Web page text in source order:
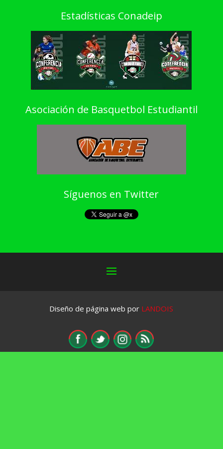
Estadísticas Conadeip
Asociación de Basquetbol Estudiantil
Síguenos en Twitter
Diseño de página web por LANDOIS